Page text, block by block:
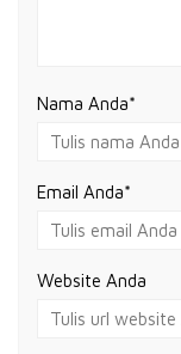
Nama Anda*
Email Anda*
Website Anda